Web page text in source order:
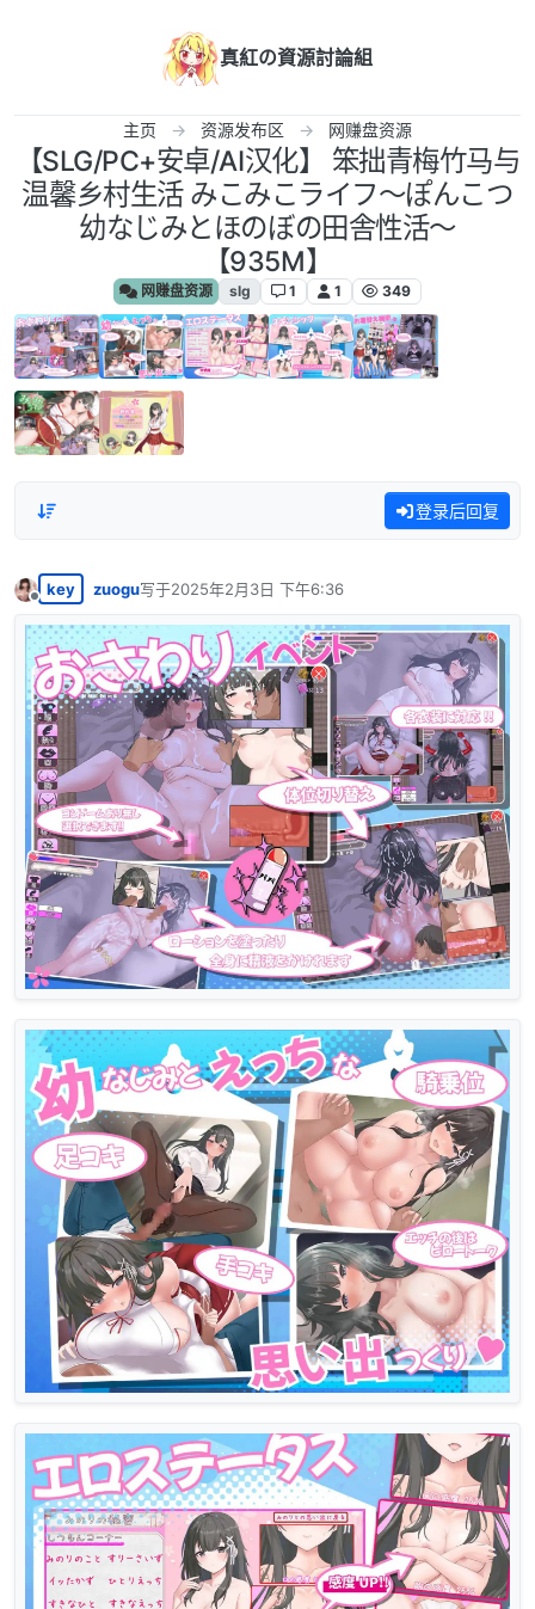
真紅の資源討論組
主页 资源发布区 网赚盘资源
【SLG/PC+安卓/AI汉化】 笨拙青梅竹马与
温馨乡村生活 みこみこライフ～ぽんこつ
幼なじみとほのぼの田舎性活～
【935M】
网赚盘资源 slg 1 1 349
登录后回复
离线
key zuogu写于2025年2月3日 下午6:36
最后由 编辑